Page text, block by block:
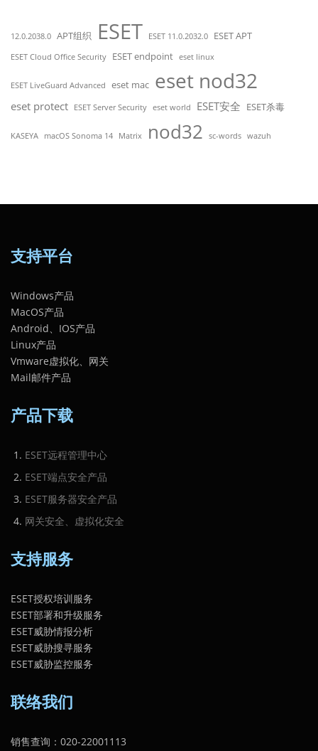
12.0.2038.0 APT组织 ESET ESET 11.0.2032.0 ESET APT
ESET Cloud Office Security ESET endpoint eset linux
ESET LiveGuard Advanced eset mac eset nod32
eset protect ESET Server Security eset world ESET安全 ESET杀毒
KASEYA macOS Sonoma 14 Matrix nod32 sc-words wazuh
支持平台
Windows产品
MacOS产品
Android、IOS产品
Linux产品
Vmware虚拟化、网关
Mail邮件产品
产品下载
ESET远程管理中心
ESET端点安全产品
ESET服务器安全产品
网关安全、虚拟化安全
支持服务
ESET授权培训服务
ESET部署和升级服务
ESET威胁情报分析
ESET威胁搜寻服务
ESET威胁监控服务
联络我们
销售查询：020-22001113